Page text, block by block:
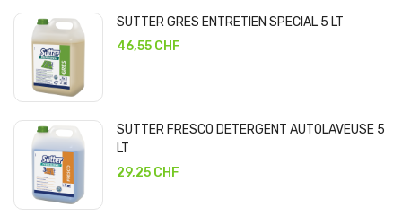
SUTTER GRES ENTRETIEN SPECIAL 5 LT
46,55 CHF
SUTTER FRESCO DETERGENT AUTOLAVEUSE 5
LT
29,25 CHF